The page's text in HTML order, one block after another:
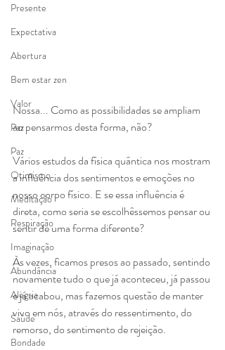
Presente
Expectativa
Abertura
Bem estar zen
Valor
Paz
Paz
Otimismo
Meditação
Respiração
Imaginação
Abundância
Alegria
Saúde
Bondade
Nossa... Como as possibilidades se ampliam
ao pensarmos desta forma, não?
Vários estudos da física quântica nos mostram
a influência dos sentimentos e emoções no
nosso corpo físico. E se essa influência é
direta, como seria se escolhêssemos pensar ou
sentir de uma forma diferente?
Às vezes, ficamos presos ao passado, sentindo
novamente tudo o que já aconteceu, já passou
e já acabou, mas fazemos questão de manter
vivo em nós, através do ressentimento, do
remorso, do sentimento de rejeição.